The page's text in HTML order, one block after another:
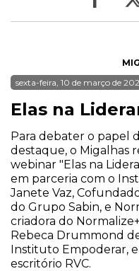
sexta-feira, 10 de março de
Elas na
Para debater o papel
destaque, o Migalhas
webinar "Elas na
em parceria com o
Janete Vaz,
do Grupo Sabin, e
criadora do
Rebeca Drummond
Instituto Empoderar, e
escritório RVC.